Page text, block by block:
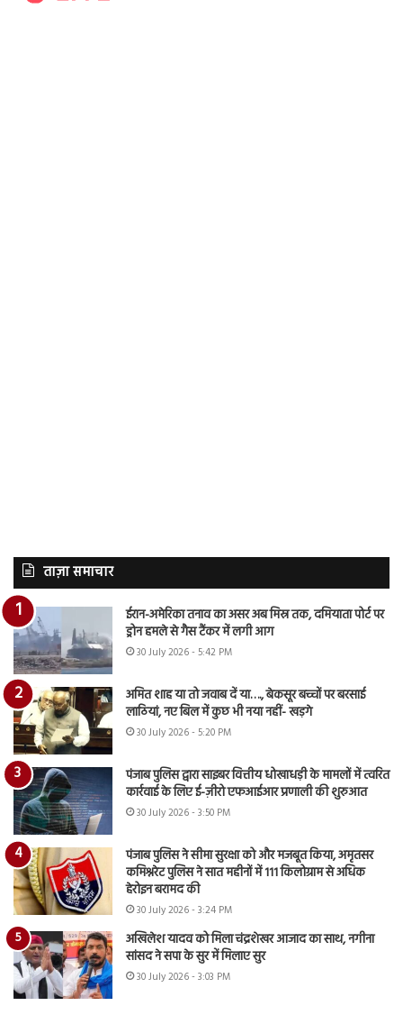
ताज़ा समाचार
ईरान-अमेरिका तनाव का असर अब मिस्र तक, दमियाता पोर्ट पर
ड्रोन हमले से गैस टैंकर में लगी आग
30 July 2026 - 5:42 PM
अमित शाह या तो जवाब दें या…., बेकसूर बच्चों पर बरसाई
लाठियां, नए बिल में कुछ भी नया नहीं- खड़गे
30 July 2026 - 5:20 PM
पंजाब पुलिस द्वारा साइबर वित्तीय धोखाधड़ी के मामलों में त्वरित
कार्रवाई के लिए ई-ज़ीरो एफआईआर प्रणाली की शुरुआत
30 July 2026 - 3:50 PM
पंजाब पुलिस ने सीमा सुरक्षा को और मजबूत किया, अमृतसर
कमिश्नरेट पुलिस ने सात महीनों में 111 किलोग्राम से अधिक
हेरोइन बरामद की
30 July 2026 - 3:24 PM
अखिलेश यादव को मिला चंद्रशेखर आजाद का साथ, नगीना
सांसद ने सपा के सुर में मिलाए सुर
30 July 2026 - 3:03 PM